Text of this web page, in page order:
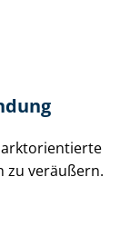
zu veräußern.